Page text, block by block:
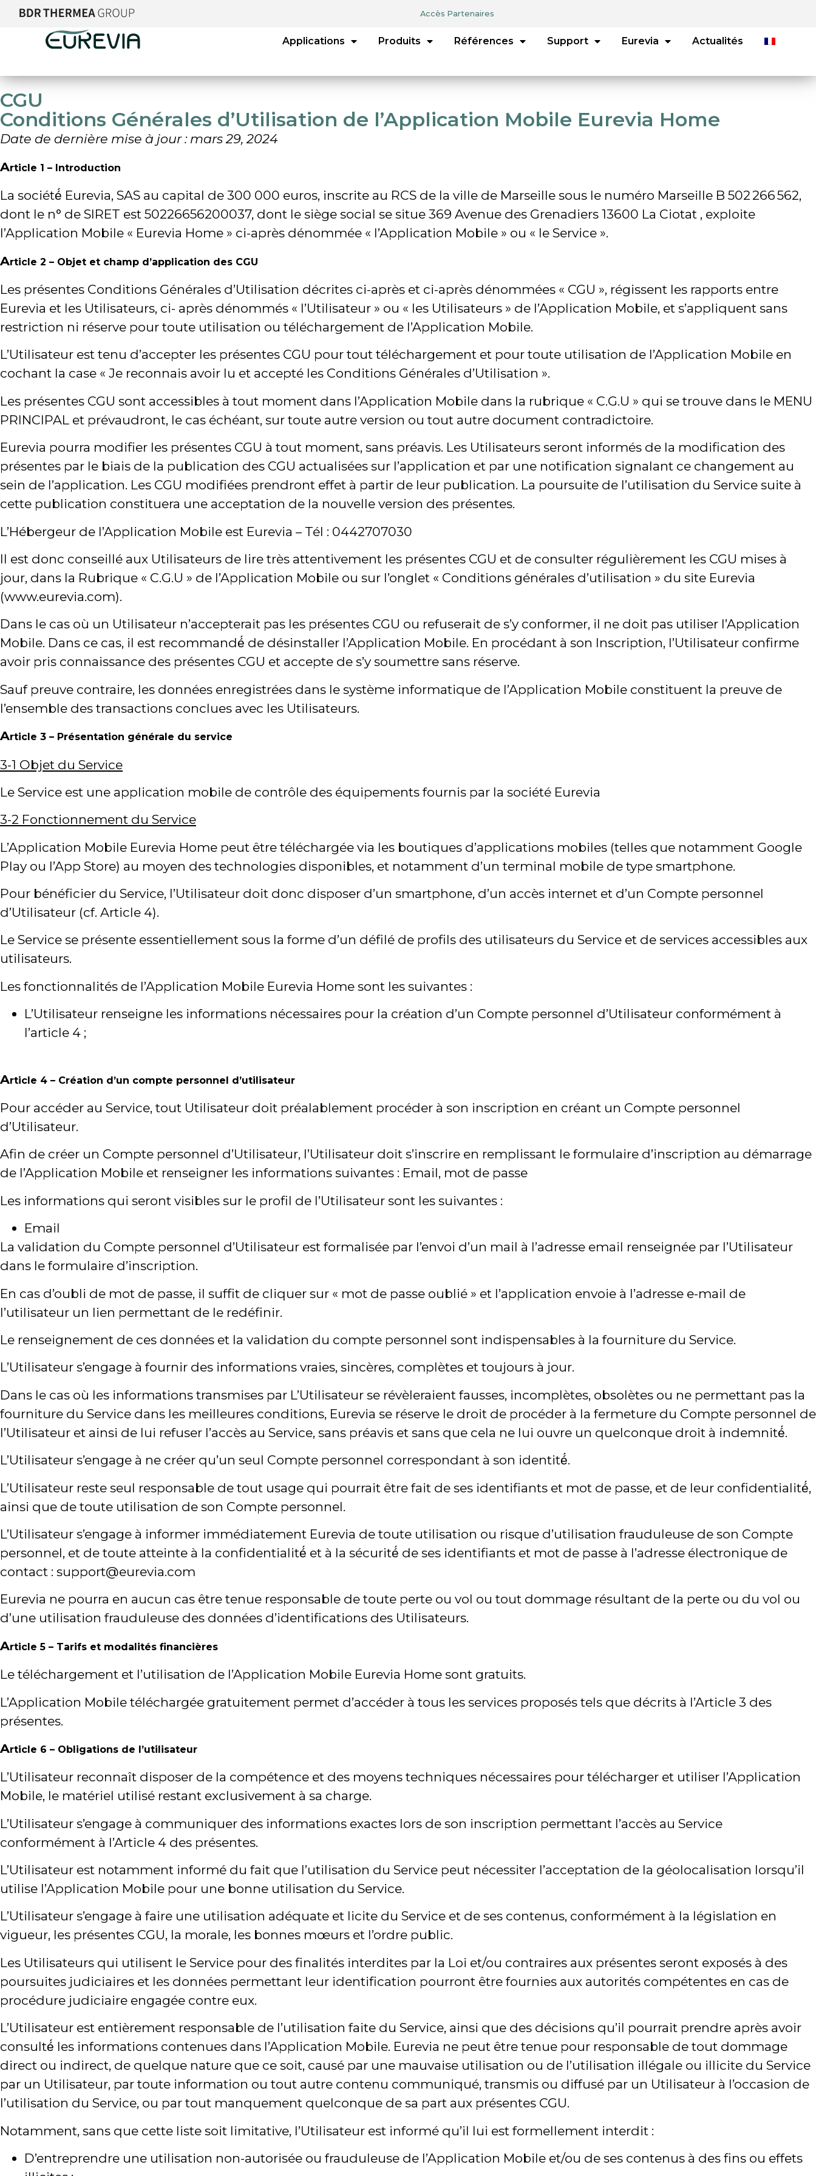
Accès Partenaires
Applications Produits Références Support Eurevia Actualités
CGU
Conditions Générales d’Utilisation de l’Application Mobile Eurevia Home
Date de dernière mise à jour : mars 29, 2024
Article 1 – Introduction
La société́ Eurevia, SAS au capital de 300 000 euros, inscrite au RCS de la ville de Marseille sous le numéro Marseille B 502 266 562,
dont le n° de SIRET est 50226656200037, dont le siège social se situe 369 Avenue des Grenadiers 13600 La Ciotat , exploite
l’Application Mobile « Eurevia Home » ci-après dénommée « l’Application Mobile » ou « le Service ».
Article 2 – Objet et champ d’application des CGU
Les présentes Conditions Générales d’Utilisation décrites ci-après et ci-après dénommées « CGU », régissent les rapports entre
Eurevia et les Utilisateurs, ci- après dénommés « l’Utilisateur » ou « les Utilisateurs » de l’Application Mobile, et s’appliquent sans
restriction ni réserve pour toute utilisation ou téléchargement de l’Application Mobile.
L’Utilisateur est tenu d’accepter les présentes CGU pour tout téléchargement et pour toute utilisation de l’Application Mobile en
cochant la case « Je reconnais avoir lu et accepté les Conditions Générales d’Utilisation ».
Les présentes CGU sont accessibles à tout moment dans l’Application Mobile dans la rubrique « C.G.U » qui se trouve dans le MENU
PRINCIPAL et prévaudront, le cas échéant, sur toute autre version ou tout autre document contradictoire.
Eurevia pourra modifier les présentes CGU à tout moment, sans préavis. Les Utilisateurs seront informés de la modification des
présentes par le biais de la publication des CGU actualisées sur l’application et par une notification signalant ce changement au
sein de l’application. Les CGU modifiées prendront effet à partir de leur publication. La poursuite de l’utilisation du Service suite à
cette publication constituera une acceptation de la nouvelle version des présentes.
L’Hébergeur de l’Application Mobile est Eurevia – Tél : 0442707030
Il est donc conseillé aux Utilisateurs de lire très attentivement les présentes CGU et de consulter régulièrement les CGU mises à
jour, dans la Rubrique « C.G.U » de l’Application Mobile ou sur l’onglet « Conditions générales d’utilisation » du site Eurevia
(www.eurevia.com).
Dans le cas où un Utilisateur n’accepterait pas les présentes CGU ou refuserait de s’y conformer, il ne doit pas utiliser l’Application
Mobile. Dans ce cas, il est recommandé́ de désinstaller l’Application Mobile. En procédant à son Inscription, l’Utilisateur confirme
avoir pris connaissance des présentes CGU et accepte de s’y soumettre sans réserve.
Sauf preuve contraire, les données enregistrées dans le système informatique de l’Application Mobile constituent la preuve de
l’ensemble des transactions conclues avec les Utilisateurs.
Article 3 – Présentation générale du service
3-1 Objet du Service
Le Service est une application mobile de contrôle des équipements fournis par la société Eurevia
3-2 Fonctionnement du Service
L’Application Mobile Eurevia Home peut être téléchargée via les boutiques d’applications mobiles (telles que notamment Google
Play ou l’App Store) au moyen des technologies disponibles, et notamment d’un terminal mobile de type smartphone.
Pour bénéficier du Service, l’Utilisateur doit donc disposer d’un smartphone, d’un accès internet et d’un Compte personnel
d’Utilisateur (cf. Article 4).
Le Service se présente essentiellement sous la forme d’un défilé de profils des utilisateurs du Service et de services accessibles aux
utilisateurs.
Les fonctionnalités de l’Application Mobile Eurevia Home sont les suivantes :
L’Utilisateur renseigne les informations nécessaires pour la création d’un Compte personnel d’Utilisateur conformément à
l’article 4 ;
Article 4 – Création d’un compte personnel d’utilisateur
Pour accéder au Service, tout Utilisateur doit préalablement procéder à son inscription en créant un Compte personnel
d’Utilisateur.
Afin de créer un Compte personnel d’Utilisateur, l’Utilisateur doit s’inscrire en remplissant le formulaire d’inscription au démarrage
de l’Application Mobile et renseigner les informations suivantes : Email, mot de passe
Les informations qui seront visibles sur le profil de l’Utilisateur sont les suivantes :
Email
La validation du Compte personnel d’Utilisateur est formalisée par l’envoi d’un mail à l’adresse email renseignée par l’Utilisateur
dans le formulaire d’inscription.
En cas d’oubli de mot de passe, il suffit de cliquer sur « mot de passe oublié » et l’application envoie à l’adresse e-mail de
l’utilisateur un lien permettant de le redéfinir.
Le renseignement de ces données et la validation du compte personnel sont indispensables à la fourniture du Service.
L’Utilisateur s’engage à fournir des informations vraies, sincères, complètes et toujours à jour.
Dans le cas où les informations transmises par L’Utilisateur se révèleraient fausses, incomplètes, obsolètes ou ne permettant pas la
fourniture du Service dans les meilleures conditions, Eurevia se réserve le droit de procéder à la fermeture du Compte personnel de
l’Utilisateur et ainsi de lui refuser l’accès au Service, sans préavis et sans que cela ne lui ouvre un quelconque droit à indemnité́.
L’Utilisateur s’engage à ne créer qu’un seul Compte personnel correspondant à son identité́.
L’Utilisateur reste seul responsable de tout usage qui pourrait être fait de ses identifiants et mot de passe, et de leur confidentialité́,
ainsi que de toute utilisation de son Compte personnel.
L’Utilisateur s’engage à informer immédiatement Eurevia de toute utilisation ou risque d’utilisation frauduleuse de son Compte
personnel, et de toute atteinte à la confidentialité́ et à la sécurité́ de ses identifiants et mot de passe à l’adresse électronique de
contact : support@eurevia.com
Eurevia ne pourra en aucun cas être tenue responsable de toute perte ou vol ou tout dommage résultant de la perte ou du vol ou
d’une utilisation frauduleuse des données d’identifications des Utilisateurs.
Article 5 – Tarifs et modalités financières
Le téléchargement et l’utilisation de l’Application Mobile Eurevia Home sont gratuits.
L’Application Mobile téléchargée gratuitement permet d’accéder à tous les services proposés tels que décrits à l’Article 3 des
présentes.
Article 6 – Obligations de l’utilisateur
L’Utilisateur reconnaît disposer de la compétence et des moyens techniques nécessaires pour télécharger et utiliser l’Application
Mobile, le matériel utilisé restant exclusivement à sa charge.
L’Utilisateur s’engage à communiquer des informations exactes lors de son inscription permettant l’accès au Service
conformément à l’Article 4 des présentes.
L’Utilisateur est notamment informé du fait que l’utilisation du Service peut nécessiter l’acceptation de la géolocalisation lorsqu’il
utilise l’Application Mobile pour une bonne utilisation du Service.
L’Utilisateur s’engage à faire une utilisation adéquate et licite du Service et de ses contenus, conformément à la législation en
vigueur, les présentes CGU, la morale, les bonnes mœurs et l’ordre public.
Les Utilisateurs qui utilisent le Service pour des finalités interdites par la Loi et/ou contraires aux présentes seront exposés à des
poursuites judiciaires et les données permettant leur identification pourront être fournies aux autorités compétentes en cas de
procédure judiciaire engagée contre eux.
L’Utilisateur est entièrement responsable de l’utilisation faite du Service, ainsi que des décisions qu’il pourrait prendre après avoir
consulté́ les informations contenues dans l’Application Mobile. Eurevia ne peut être tenue pour responsable de tout dommage
direct ou indirect, de quelque nature que ce soit, causé par une mauvaise utilisation ou de l’utilisation illégale ou illicite du Service
par un Utilisateur, par toute information ou tout autre contenu communiqué, transmis ou diffusé par un Utilisateur à l’occasion de
l’utilisation du Service, ou par tout manquement quelconque de sa part aux présentes CGU.
Notamment, sans que cette liste soit limitative, l’Utilisateur est informé qu’il lui est formellement interdit :
D’entreprendre une utilisation non-autorisée ou frauduleuse de l’Application Mobile et/ou de ses contenus à des fins ou effets